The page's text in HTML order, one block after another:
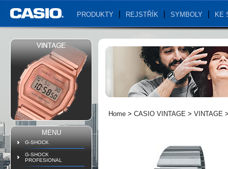
PRODUKTY REJSTŘÍK SYMBOLY KE
MENU
G-SHOCK
G-SHOCK
PROFESIONAL
Home > CASIO VINTAGE > VINTAGE